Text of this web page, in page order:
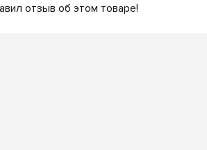
отзыв об этом товаре!